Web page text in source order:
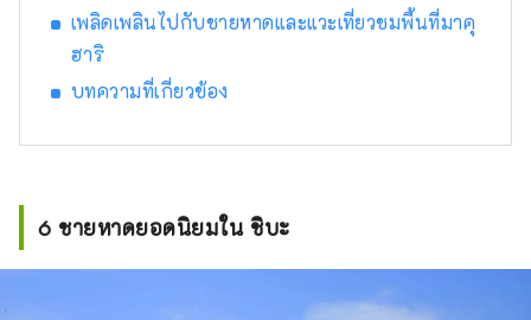
เพลิดเพลินไปกับชายหาดและแวะเที่ยวชมพื้นที่มาคุ
ฮาริ
บทความที่เกี่ยวข้อง
6 ชายหาดยอดนิยมใน ชิบะ